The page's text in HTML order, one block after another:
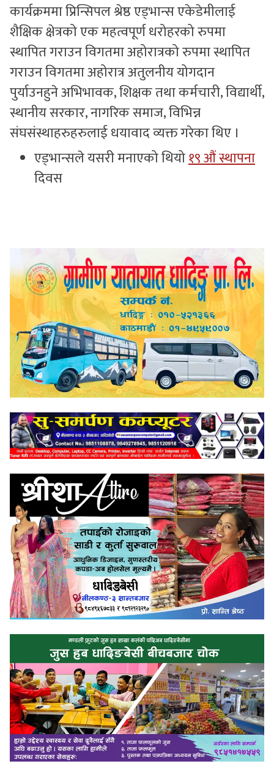
कार्यक्रममा प्रिन्सिपल श्रेष्ठ एड्भान्स एकेडेमीलाई
शैक्षिक क्षेत्रको एक महत्वपूर्ण धरोहरको रुपमा
स्थापित गराउन विगतमा अहोरात्रको रुपमा स्थापित
गराउन विगतमा अहोरात्र अतुलनीय योगदान
पुर्याउनहुने अभिभावक, शिक्षक तथा कर्मचारी, विद्यार्थी,
स्थानीय सरकार, नागरिक समाज, विभिन्न
संघसंस्थाहरुहरुलाई धयावाद व्यक्त गरेका थिए ।
एड्भान्सले यसरी मनाएको थियो१९ औं स्थापना
दिवस